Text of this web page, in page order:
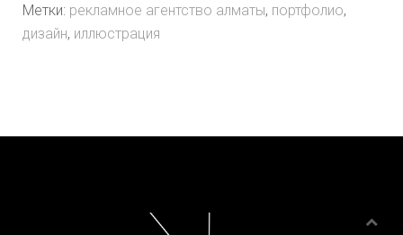
Метки: рекламное агентство алматы, портфолио,
дизайн, иллюстрация